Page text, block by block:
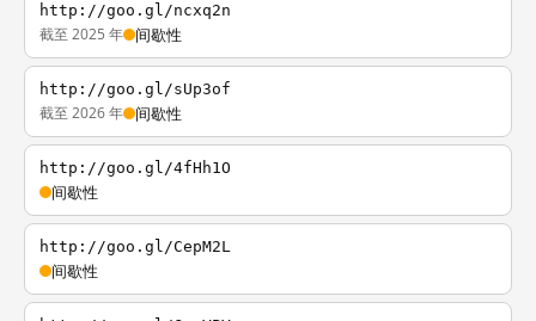
http://goo.gl/ncxq2n
截至 2025 年 间歇性
http://goo.gl/sUp3of
截至 2026 年 间歇性
http://goo.gl/4fHh1O
间歇性
http://goo.gl/CepM2L
间歇性